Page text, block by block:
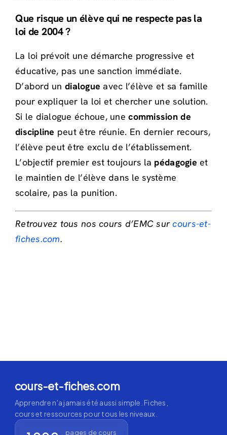
Que risque un élève qui ne respecte pas la
loi de 2004 ?
La loi prévoit une démarche progressive et
éducative, pas une sanction immédiate.
D’abord un dialogue avec l’élève et sa famille
pour expliquer la loi et chercher une solution.
Si le dialogue échoue, unecommission de
discipline peut être réunie. En dernier recours,
l’élève peut être exclu de l’établissement.
L’objectif premier est toujours la pédagogie et
le maintien de l’élève dans le système
scolaire, pas la punition.
Retrouvez tous nos cours d’EMC surcours-et-
fiches.com.
cours-et-fiches.com
Apprendre n'a jamais été aussi simple. Fiches,
cours et ressources pour tous les niveaux.
pages de cours